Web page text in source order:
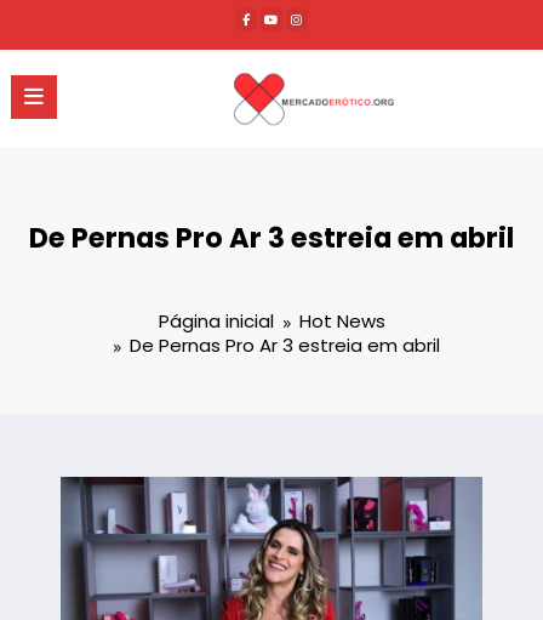
o
conteúdo
De Pernas Pro Ar 3 estreia em abril
Página inicial
Hot News
De Pernas Pro Ar 3 estreia em abril